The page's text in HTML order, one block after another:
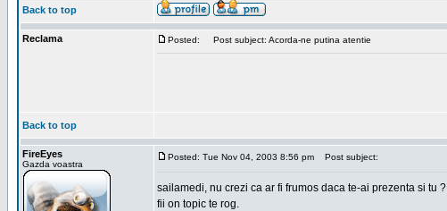
Back to top
Reclama Posted: Post subject: Acorda-ne putina atentie
Back to top
FireEyes
Gazda voastra
Posted: Tue Nov 04, 2003 8:56 pm Post subject:
sailamedi, nu crezi ca ar fi frumos daca te-ai prezenta si tu ?
fii on topic te rog.